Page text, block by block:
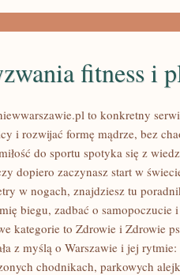
fitness i
to konkretny
i rozwijać formę mądrze, bez
do sportu spotyka się z
dopiero zaczynasz start w
w nogach, znajdziesz tu
biegu, zadbać o samopoczucie
kategorie to Zdrowie i Zdrowie
z myślą o Warszawie i jej
chodnikach, parkowych